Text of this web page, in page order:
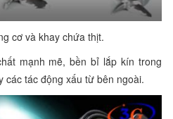
cơ và khay chứa thịt.
mạnh mẽ, bền bỉ lắp kín trong
các tác động xấu từ bên ngoài.